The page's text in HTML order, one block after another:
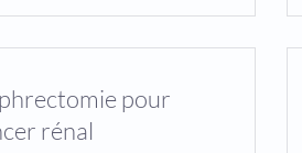
pour
rénal